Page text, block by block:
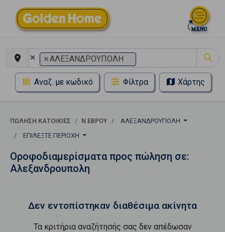
× ×ΑΛΕΞΑΝΔΡΟΥΠΟΛΗ
Αναζ. με κωδικό Φίλτρα Χάρτης
ΠΏΛΗΣΗ ΚΑΤΟΙΚΊΕΣ Ν.ΕΒΡΟΥ
ΑΛΕΞΑΝΔΡΟΥΠΟΛΗ
ΕΠΙΛΈΞΤΕ ΠΕΡΙΟΧΉ
Οροφοδιαμερίσματα προς πώληση σε:
Αλεξανδρουπολη
Δεν εντοπίστηκαν διαθέσιμα ακίνητα
Τα κριτήρια αναζήτησής σας δεν απέδωσαν